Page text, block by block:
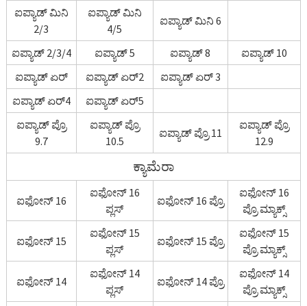
ಐಪ್ಯಾಡ್ ಮಿನಿ
2/3
ಐಪ್ಯಾಡ್ ಮಿನಿ
4/5
ಐಪ್ಯಾಡ್ ಮಿನಿ 6
ಐಪ್ಯಾಡ್ 2/3/4 ಐಪ್ಯಾಡ್ 5 ಐಪ್ಯಾಡ್ 8
ಐಪ್ಯಾಡ್ 10
ಐಪ್ಯಾಡ್ ಏರ್
ಐಪ್ಯಾಡ್ ಏರ್2
ಐಪ್ಯಾಡ್ ಏರ್ 3
ಐಪ್ಯಾಡ್ ಏರ್4
ಐಪ್ಯಾಡ್ ಏರ್5
ಐಪ್ಯಾಡ್ ಪ್ರೊ
9.7
ಐಪ್ಯಾಡ್ ಪ್ರೊ
10.5
ಐಪ್ಯಾಡ್ ಪ್ರೊ 11
ಐಪ್ಯಾಡ್ ಪ್ರೊ
12.9
ಕ್ಯಾಮೆರಾ
ಐಫೋನ್ 16
ಐಫೋನ್ 16
ಪ್ಲಸ್
ಐಫೋನ್ 16 ಪ್ರೊ
ಐಫೋನ್ 16
ಪ್ರೊ ಮ್ಯಾಕ್ಸ್
ಐಫೋನ್ 15
ಐಫೋನ್ 15
ಪ್ಲಸ್
ಐಫೋನ್ 15 ಪ್ರೊ
ಐಫೋನ್ 15
ಪ್ರೊ ಮ್ಯಾಕ್ಸ್
ಐಫೋನ್ 14
ಐಫೋನ್ 14
ಪ್ಲಸ್
ಐಫೋನ್ 14 ಪ್ರೊ
ಐಫೋನ್ 14
ಪ್ರೊ ಮ್ಯಾಕ್ಸ್